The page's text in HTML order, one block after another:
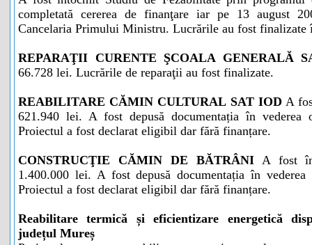
completată cererea de finanţare iar pe 13 august
Cancelaria Primului Ministru. Lucrările au fost finalizate
REPARAŢII CURENTE ŞCOALA GENERALĂ
66.728 lei. Lucrările de reparaţii au fost finalizate.
REABILITARE CĂMIN CULTURAL SAT IOD A
621.940 lei. A fost depusă documentația în
Proiectul a fost declarat eligibil dar fără finanțare.
CONSTRUCŢIE CĂMIN DE BĂTRÂNIA fost
1.400.000 lei. A fost depusă documentația în
Proiectul a fost declarat eligibil dar fără finanțare.
Reabilitare termică și eficientizare energetică
județul Mureș